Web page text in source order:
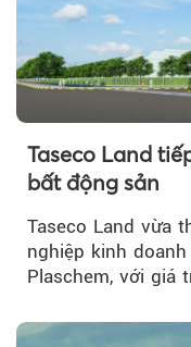
Taseco Land
bất động sản
Taseco Land vừa
nghiệp kinh
Plaschem, với giá